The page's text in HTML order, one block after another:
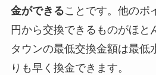
金ができることです。他のポ
円から交換できるものがほと
タウンの最低交換金額は最低
りも早く換金できます。